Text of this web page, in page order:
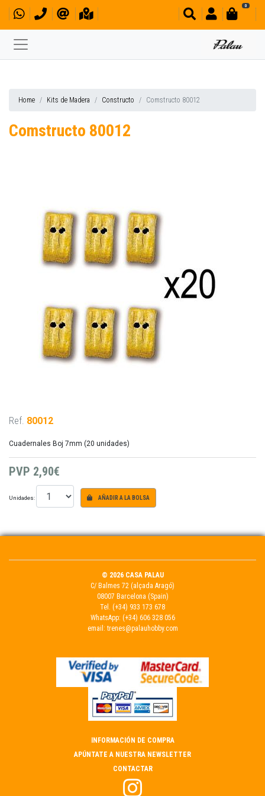
0
Home Kits de Madera Constructo Comstructo 80012
Comstructo 80012
Ref. 80012
Cuadernales Boj 7mm (20 unidades)
PVP 2,90€
Unidades: AÑADIR A LA BOLSA
© 2026 CASA PALAU
C/ Balmes 72 (alçada Aragó)
08007 Barcelona (Spain)
Tel. (+34) 933 173 678
WhatsApp: (+34) 606 328 056
email: trenes@palauhobby.com
INFORMACIÓN DE COMPRA
APÚNTATE A NUESTRA NEWSLETTER
CONTACTAR